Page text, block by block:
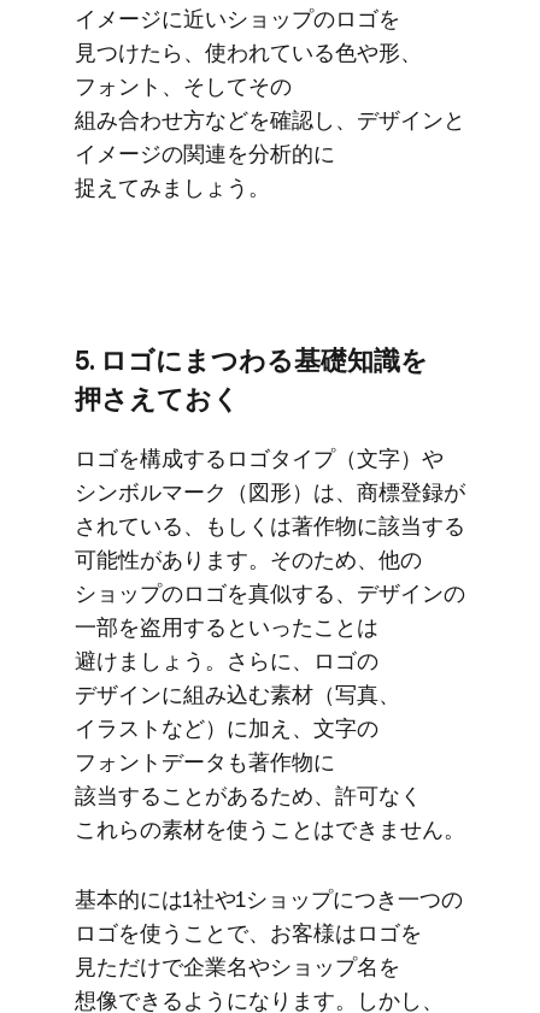
イメージに​近い​ショップの​ロゴを​
見つけたら、​使われている​色や形、​
フォント、​そして​その​
組み合わせ方などを​確認し、​デザインと​
イメージの​関連を​分析的に​
捉えてみましょう。
5. ロゴに​まつわる​基礎知識を​
押さえておく
ロゴを​構成する​ロゴタイプ​（文字）や​
シンボルマーク​（図形）は、​商標登録が​
されている、​もしくは​著作物に​該当する​
可能性が​あります。​その​ため、​他の​
ショップの​ロゴを​真似する、​デザインの​
一部を​盗用すると​いった​ことは​
避けましょう。​さらに、​ロゴの​
デザインに​組み込む素材​（写真、​
イラストなど）に​加え、​文字の​
フォントデータも​著作物に​
該当することがある​ため、​許可なく​
これらの​素材を​使う​ことは​できません。
基本的には​1社や​1ショップに​つき​一つの​
ロゴを​使う​ことで、​お客様は​ロゴを​
見ただけで​企業名や​ショップ名を​
想像できるようになります。​しかし、​